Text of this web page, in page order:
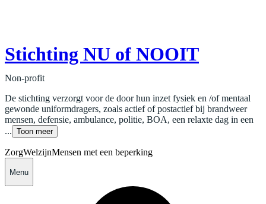
Stichting NU of NOOIT
Non-profit
De stichting verzorgt voor de door hun inzet fysiek en /of mentaal
gewonde uniformdragers, zoals actief of postactief bij brandweer
mensen, defensie, ambulance, politie, BOA, een relaxte dag in een
... Toon meer
ZorgWelzijnMensen met een beperking
Menu